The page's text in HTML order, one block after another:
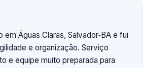
em Águas Claras, Salvador‑BA e fui
e organização. Serviço
e equipe muito preparada para